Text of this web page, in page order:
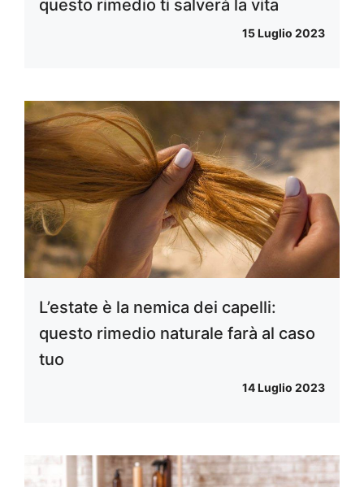
questo rimedio ti salverà la vita
15 Luglio 2023
L’estate è la nemica dei capelli:
questo rimedio naturale farà al caso
tuo
14 Luglio 2023